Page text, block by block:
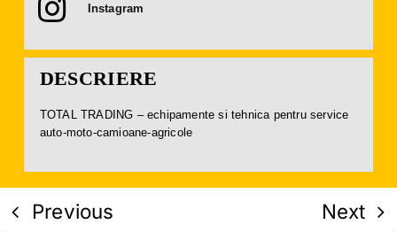
Instagram
DESCRIERE
TOTAL TRADING – echipamente si tehnica pentru service
auto-moto-camioane-agricole
Previous Next